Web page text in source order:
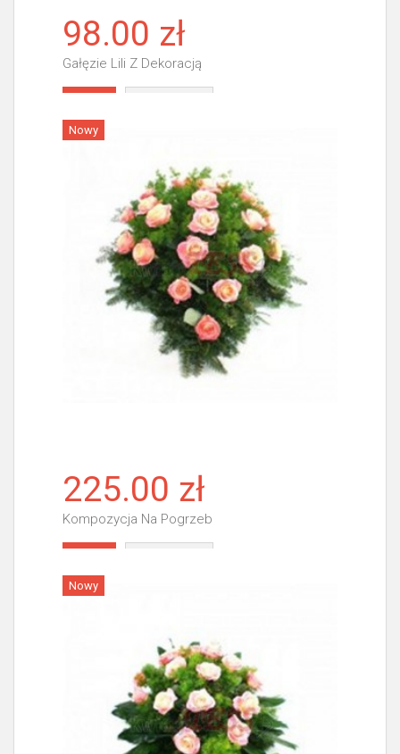
98.00 zł
Gałęzie Lili Z Dekoracją
Nowy
225.00 zł
Kompozycja Na Pogrzeb
Nowy